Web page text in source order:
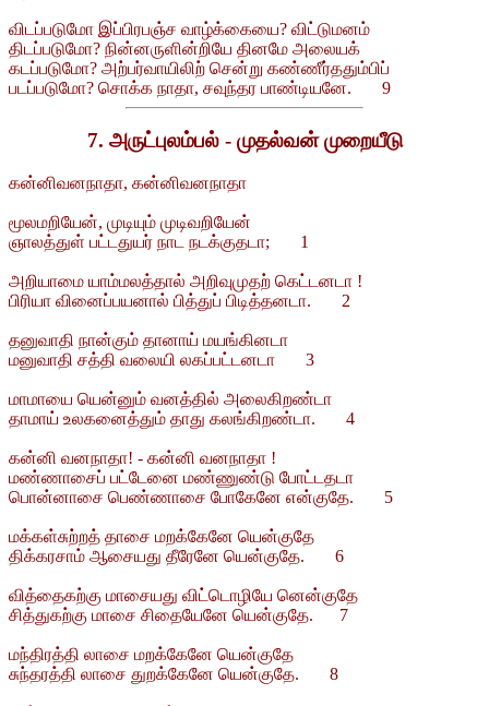
விடப்படுமோ இப்பிரபஞ்ச வாழ்க்கையை? விட்டுமனம்
திடப்படுமோ? நின்னருளின்றியே தினமே அலையக்
கடப்படுமோ? அற்பர்வாயிலிற் சென்று கண்ணீர்ததும்பிப்
படப்படுமோ? சொக்க நாதா, சவுந்தர பாண்டியனே. 9
7. அருட்புலம்பல் - முதல்வன் முறையீடு
கன்னிவனநாதா, கன்னிவனநாதா
மூலமறியேன், முடியும் முடிவறியேன்
ஞாலத்துள் பட்டதுயர் நாட நடக்குதடா; 1
அறியாமை யாம்மலத்தால் அறிவுமுதற் கெட்டனடா !
பிரியா வினைப்பயனால் பித்துப் பிடித்தனடா. 2
தனுவாதி நான்கும் தானாய் மயங்கினடா
மனுவாதி சத்தி வலையி லகப்பட்டனடா 3
மாமாயை யென்னும் வனத்தில் அலைகிறண்டா
தாமாய் உலகனைத்தும் தாது கலங்கிறண்டா. 4
கன்னி வனநாதா! - கன்னி வனநாதா !
மண்ணாசைப் பட்டேனை மண்ணுண்டு போட்டதடா
பொன்னாசை பெண்ணாசை போகேனே என்குதே. 5
மக்கள்சுற்றத் தாசை மறக்கேனே யென்குதே
திக்கரசாம் ஆசையது தீரேனே யென்குதே. 6
வித்தைகற்கு மாசையது விட்டொழியே னென்குதே
சித்துகற்கு மாசை சிதையேனே யென்குதே. 7
மந்திரத்தி லாசை மறக்கேனே யென்குதே
சுந்தரத்தி லாசை துறக்கேனே யென்குதே. 8